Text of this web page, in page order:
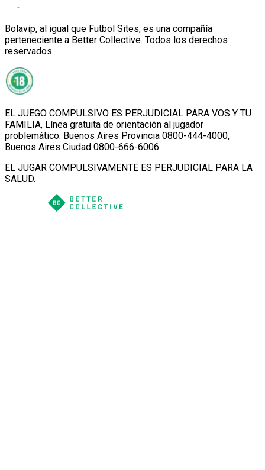
Bolavip, al igual que Futbol Sites, es una compañía
perteneciente a Better Collective. Todos los derechos
reservados.
EL JUEGO COMPULSIVO ES PERJUDICIAL PARA VOS Y TU
FAMILIA, Línea gratuita de orientación al jugador
problemático: Buenos Aires Provincia 0800-444-4000,
Buenos Aires Ciudad 0800-666-6006
EL JUGAR COMPULSIVAMENTE ES PERJUDICIAL PARA LA
SALUD.